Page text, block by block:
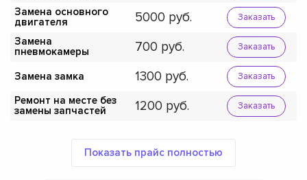
Замена основного
двигателя
5000 Заказать
Замена
пневмокамеры
700 Заказать
Замена замка 1300 Заказать
Ремонт на месте без
замены запчастей
1200 Заказать
Показать прайс полностью